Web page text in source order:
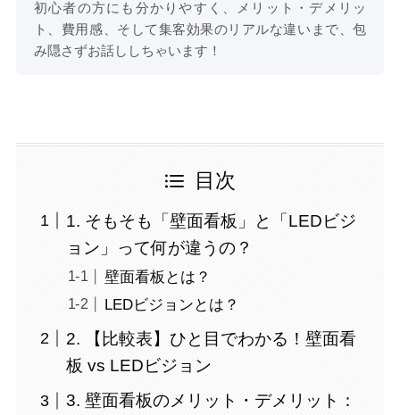
初心者の方にも分かりやすく、メリット・デメリッ
ト、費用感、そして集客効果のリアルな違いまで、包
み隠さずお話ししちゃいます！
目次
1. そもそも「壁面看板」と「LEDビジ
ョン」って何が違うの？
壁面看板とは？
LEDビジョンとは？
2. 【比較表】ひと目でわかる！壁面看
板 vs LEDビジョン
3. 壁面看板のメリット・デメリット：